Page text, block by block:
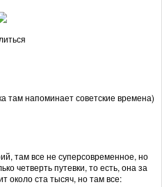
там напоминает советские времена)
там все не суперсовременное, но
четверть путевки, то есть, она за
около ста тысяч, но там все: